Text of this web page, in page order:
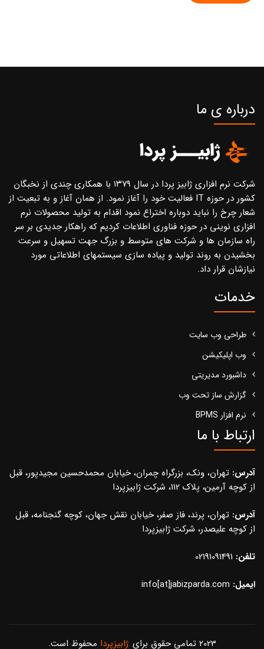
درباره ی ما
شرکت نرم افزاری ژابیز پردا در سال ۱۳۷۹ با همکاری چندی از نخبگان
کشور در حوزه IT فعالیت خود را آغاز نمود. از همان آغاز و به تبعیت از
شعار چرخ را نباید دوباره اختراع نمود اقدام به تولید محصولات نرم
افزاری نوینی در حوزه فناوری اطلاعات کردیم که راهکار جدیدی بر سر
راه سازمان ها و شرکت های متوسط و بزرگ جهت تسهیل و سرعت
بخشیدن به روند تولید و پیاده سازی سیستمهای اطلاعاتی مورد
نیازشان قرار داد.
خدمات
طراحی وب سایت
وب اپلیکیشن
داشبورد مدیریتی
گزارش ساز تحت وب
نرم افزار BPMS
ارتباط با ما
آدرس: تهران، ونک، بزرگراه چمران، خیابان محمدحسین مجیدپور، قبل
از کوچه آرمین، پلاک 112، شرکت ژابیزپردا
آدرس: تهران، پرند، فاز صفر، خیابان نقش جهان، کوچه گنجنامه، قبل
از کوچه علیصدر، شرکت ژابیزپردا
تلفن: 02191091491
ایمیل: info[at]jabizparda.com
2023 تمامی حقوق برای ژابیزپردا محفوظ است.